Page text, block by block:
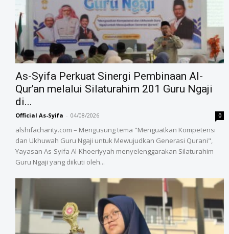
As-Syifa Perkuat Sinergi Pembinaan Al-
Qur’an melalui Silaturahim 201 Guru Ngaji
di...
Official As-Syifa - 04/08/2026 0
alshifacharity.com – Mengusung tema "Menguatkan Kompetensi
dan Ukhuwah Guru Ngaji untuk Mewujudkan Generasi Qurani",
Yayasan As-Syifa Al-Khoeriyyah menyelenggarakan Silaturahim
Guru Ngaji yang diikuti oleh...